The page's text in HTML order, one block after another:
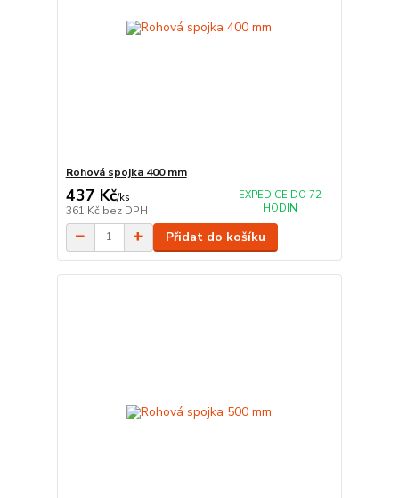
Rohová spojka 400 mm
437 Kč/ks
361 Kč bez DPH
EXPEDICE DO 72
HODIN
Přidat do košíku